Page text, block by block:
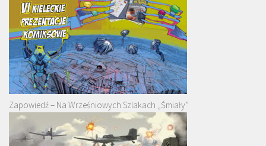
Zapowiedź – Na Wrześniowych Szlakach „Śmiały”